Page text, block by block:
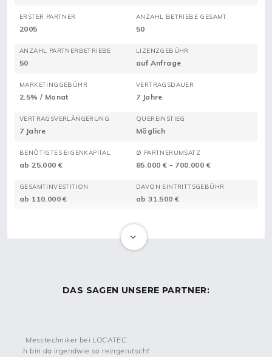
ERSTER PARTNER
2005
ANZAHL BETRIEBE GESAMT
50
ANZAHL PARTNERBETRIEBE
50
LIZENZGEBÜHR
auf Anfrage
MARKETINGGEBÜHR
2.5% / Monat
VERTRAGSDAUER
7 Jahre
VERTRAGSVERLÄNGERUNG
7 Jahre
QUEREINSTIEG
Möglich
BENÖTIGTES EIGENKAPITAL
ab 25.000 €
Ø PARTNERUMSATZ
85.000 € - 700.000 €
GESAMTINVESTITION
ab 110.000 €
DAVON EINTRITTSGEBÜHR
ab 31.500 €
LOCATEC
Schadenserstbearbeitung an? Dann könnte LOCATEC der
perfekte Partner für dich sein.
DAS SAGEN UNSERE PARTNER:
Messtechniker bei LOCATEC
Ich bin da irgendwie so reingerutscht